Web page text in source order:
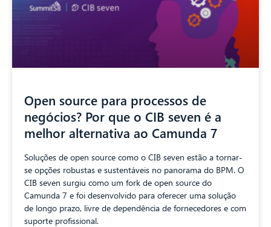
Open source para processos de
negócios? Por que o CIB seven é a
melhor alternativa ao Camunda 7
Soluções de open source como o CIB seven estão a tornar-
se opções robustas e sustentáveis no panorama do BPM. O
CIB seven surgiu como um fork de open source do
Camunda 7 e foi desenvolvido para oferecer uma solução
de longo prazo, livre de dependência de fornecedores e com
suporte profissional.